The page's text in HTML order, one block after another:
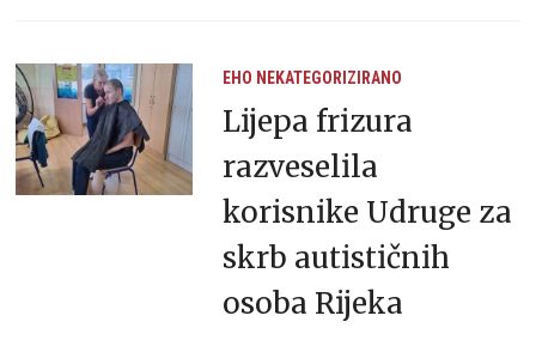
EHO NEKATEGORIZIRANO
Lijepa frizura
razveselila
korisnike Udruge za
skrb autističnih
osoba Rijeka